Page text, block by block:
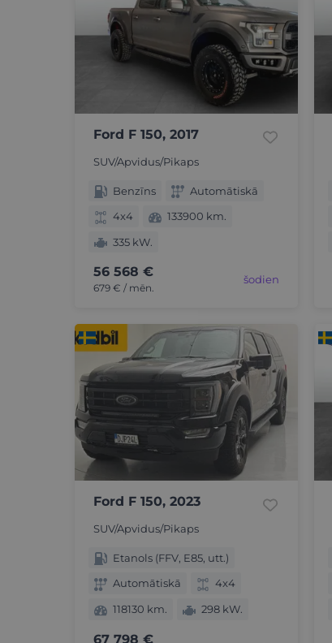
Ford F 150, 2017
SUV/Apvidus/Pikaps
Benzīns
Automātiskā
4x4
133900 km.
335 kW.
56 568 €
679 € / mēn.
šodien
Ford F 150, 2023
SUV/Apvidus/Pikaps
Etanols (FFV, E85, utt.)
Automātiskā
4x4
118130 km.
298 kW.
67 798 €